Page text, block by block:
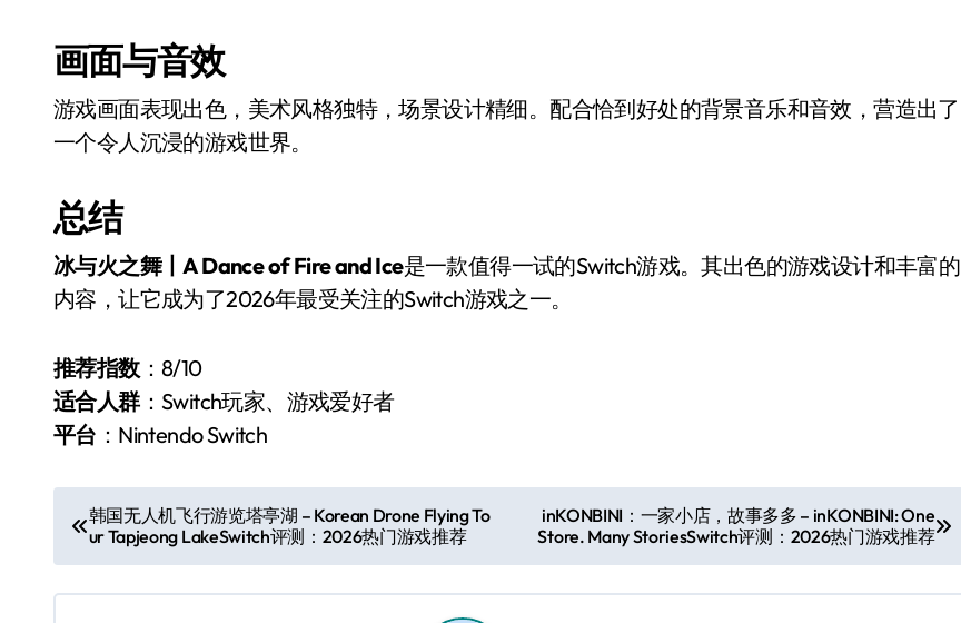
画面与音效
游戏画面表现出色，美术风格独特，场景设计精细。配合恰到好处的背景音乐和音效，营造出了
一个令人沉浸的游戏世界。
总结
冰与火之舞丨A Dance of Fire and Ice是一款值得一试的Switch游戏。其出色的游戏设计和丰富的
内容，让它成为了2026年最受关注的Switch游戏之一。
推荐指数：8/10
适合人群：Switch玩家、游戏爱好者
平台 ：Nintendo Switch
文
章
导
韩国无人机飞行游览塔亭湖 – Korean Drone Flying To
ur Tapjeong LakeSwitch评测：2026热门游戏推荐
inKONBINI：一家小店，故事多多 – inKONBINI: One
Store. Many StoriesSwitch评测：2026热门游戏推荐